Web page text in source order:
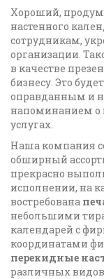
Хороший,
настенного
сотрудникам,
организации.
в качестве
бизнесу. Это
оправданным и
напоминанием о
услугах.
Наша компания
обширный
прекрасно
исполнении, на
востребована
небольшими
календарей с
координатами
перекидные
различных видов